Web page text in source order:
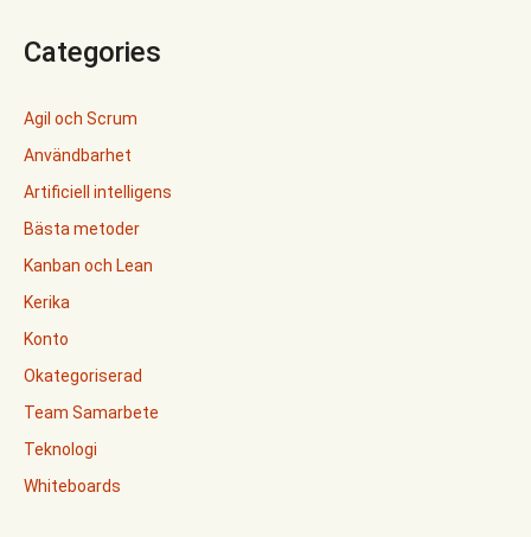
Categories
Agil och Scrum
Användbarhet
Artificiell intelligens
Bästa metoder
Kanban och Lean
Kerika
Konto
Okategoriserad
Team Samarbete
Teknologi
Whiteboards